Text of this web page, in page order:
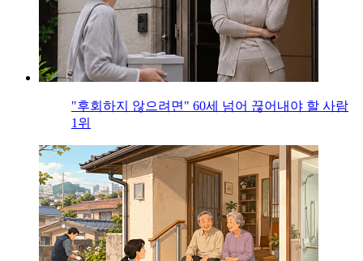
"후회하지 않으려면" 60세 넘어 끊어내야 할 사람
1위